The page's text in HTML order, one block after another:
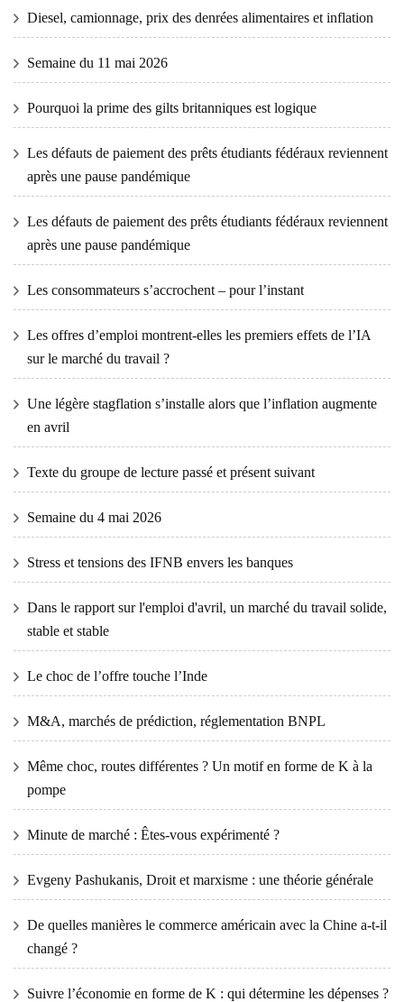
Diesel, camionnage, prix des denrées alimentaires et inflation
Semaine du 11 mai 2026
Pourquoi la prime des gilts britanniques est logique
Les défauts de paiement des prêts étudiants fédéraux reviennent
après une pause pandémique
Les défauts de paiement des prêts étudiants fédéraux reviennent
après une pause pandémique
Les consommateurs s’accrochent – ​​pour l’instant
Les offres d’emploi montrent-elles les premiers effets de l’IA
sur le marché du travail ?
Une légère stagflation s’installe alors que l’inflation augmente
en avril
Texte du groupe de lecture passé et présent suivant
Semaine du 4 mai 2026
Stress et tensions des IFNB envers les banques
Dans le rapport sur l'emploi d'avril, un marché du travail solide,
stable et stable
Le choc de l’offre touche l’Inde
M&A, marchés de prédiction, réglementation BNPL
Même choc, routes différentes ? Un motif en forme de K à la
pompe
Minute de marché : Êtes-vous expérimenté ?
Evgeny Pashukanis, Droit et marxisme : une théorie générale
De quelles manières le commerce américain avec la Chine a-t-il
changé ?
Suivre l’économie en forme de K : qui détermine les dépenses ?